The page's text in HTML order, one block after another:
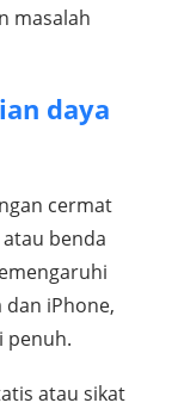
masalah
daya
cermat
benda
iPhone,
penuh.
atau sikat